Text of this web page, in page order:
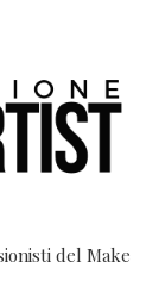
del Make